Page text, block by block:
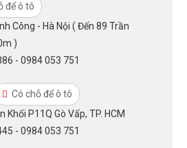
để ô tô
Công - Hà Nội ( Đến 89 Trần
)
- 0984 053 751
Có chỗ để ô tô
P11Q Gò Vấp, TP. HCM
- 0984 053 751